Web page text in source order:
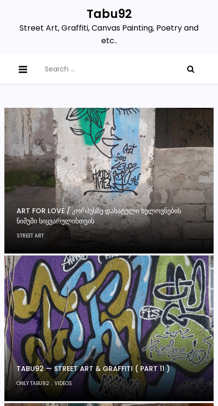
content
Tabu92
Street Art, Graffiti, Canvas Painting, Poetry and
etc..
for:
ART FOR LOVE / ᲙᲝᲠᲞᲣᲡᲖᲔ ᲓᲐᲮᲐᲢᲣᲚᲘ ᲮᲔᲚᲝᲕᲜᲔᲑᲘᲡ
ᲜᲘᲛᲣᲨᲘ ᲡᲘᲧᲕᲐᲠᲣᲚᲘᲡᲗᲕᲘᲡ
STREET ART
TABU92 — STREET ART & GRAFFITI ( PART 11 )
ONLY TABU92 ,VIDEOS